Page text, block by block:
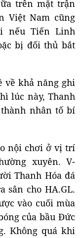
trên mặt trận
Việt Nam cũng
nếu Tiến Linh
bị đối thủ bắt
về khả năng ghi
lúc này, Thanh
nhân tố bí
nội chơi ở vị trí
xuyên. V-
Thanh Hóa đá
sân cho HA.GL.
vào cuối mùa
của bầu Đức
Không quá khi